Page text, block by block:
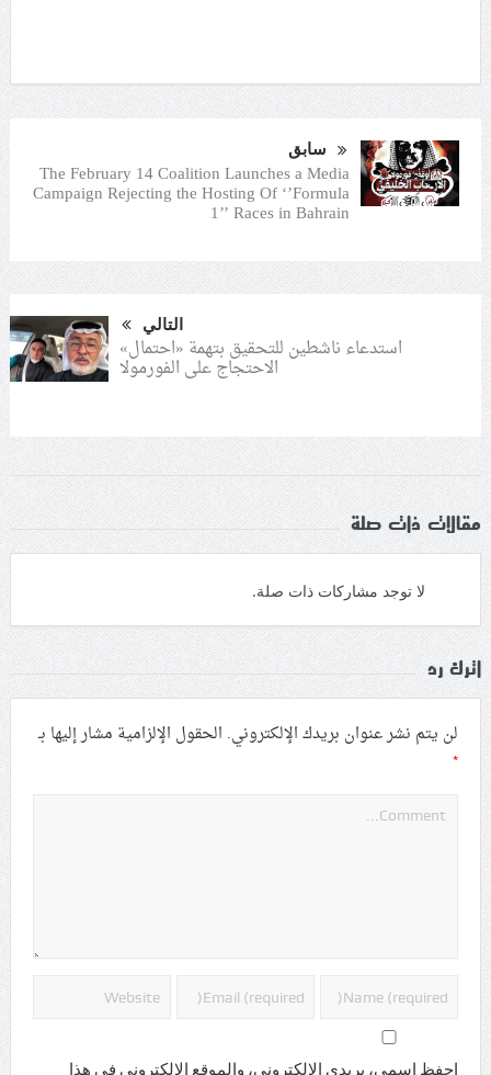
سابق
The February 14 Coalition Launches a Media
Campaign Rejecting the Hosting Of ‘’Formula
1’’ Races in Bahrain
التالي
استدعاء ناشطين للتحقيق بتهمة «احتمال»
الاحتجاج على الفورمولا
مقالات ذات صلة
لا توجد مشاركات ذات صلة.
اترك رد
لن يتم نشر عنوان بريدك الإلكتروني. الحقول الإلزامية مشار إليها بـ
*
احفظ اسمي، بريدي الإلكتروني، والموقع الإلكتروني في هذا